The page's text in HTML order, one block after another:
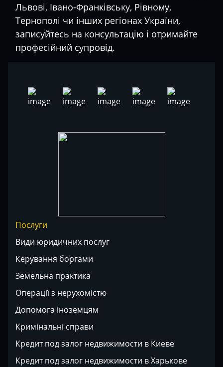
Львові, Івано-Франківську, Рівному,
Тернополі чи інших регіонах України,
записуйтесь на консультацію і отримайте
професійний супровід.
Послуги
Види юридичних послуг
Керування боргами
Земельна практика
Операції з нерухомістю
Допомога іноземцям
Кримінальні справи
Кредит под залог недвижимости в Киеве
Кредит под залог недвижимости в Харькове